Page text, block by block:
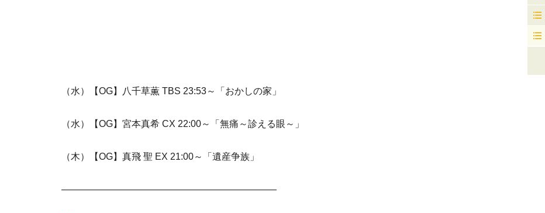
（水）【OG】八千草薫 TBS 23:53～「おかしの家」
（水）【OG】宮本真希 CX 22:00～「無痛～診える眼～」
（木）【OG】真飛 聖 EX 21:00～「遺産争族」
―――――――――――――――――――――――